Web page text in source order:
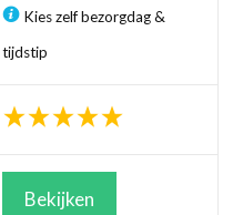
Kies zelf bezorgdag &
tijdstip
Bekijken